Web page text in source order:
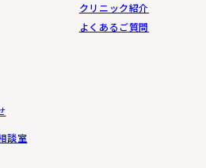
クデータは匿名で収集されて
来ますので、お使いのブラウ
」を利用してい
でCookieを使用すること
配信することが可能になりま
クリニック紹介
よくあるご質問
談室